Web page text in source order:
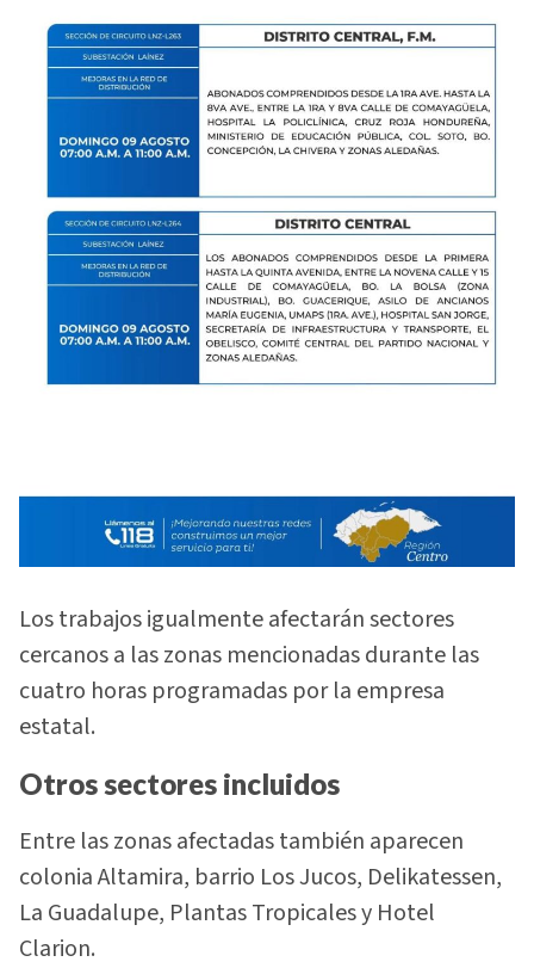
Los trabajos igualmente afectarán sectores
cercanos a las zonas mencionadas durante las
cuatro horas programadas por la empresa
estatal.
Otros sectores incluidos
Entre las zonas afectadas también aparecen
colonia Altamira, barrio Los Jucos, Delikatessen,
La Guadalupe, Plantas Tropicales y Hotel
Clarion.